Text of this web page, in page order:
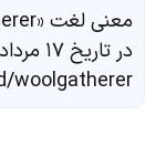
معنی لغت «woolgatherer» در
woolgatherer